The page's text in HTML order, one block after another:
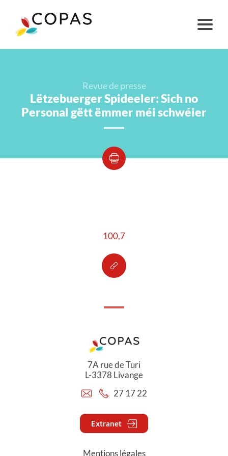
Revue de presse
Lëtzebuerger Spideeler: Sich no
Personal gëtt ëmmer méi schwéier
100,7
7A rue de Turi
L-3378 Livange
27 17 22
Extranet
Mentions légales